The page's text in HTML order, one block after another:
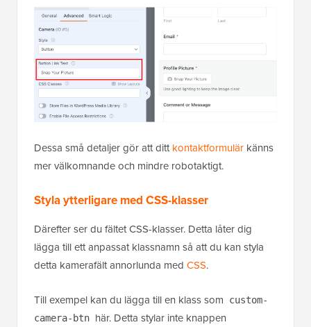
Dessa små detaljer gör att dittkontaktformulär känns
mer välkomnande och mindre robotaktigt.
Styla ytterligare med CSS-klasser
Därefter ser du fältet CSS-klasser. Detta låter dig
lägga till ett anpassat klassnamn så att du kan styla
detta kamerafält annorlunda med CSS.
Till exempel kan du lägga till en klass som
custom-
camera-btn här. Detta stylar inte knappen